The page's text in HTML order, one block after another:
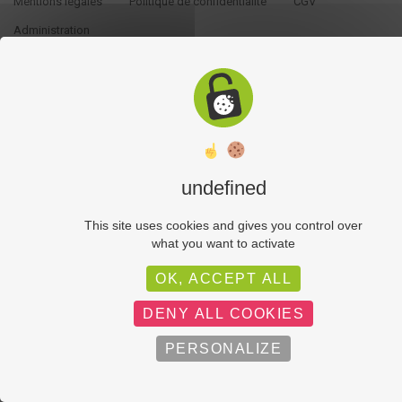
Administration
undefined
This site uses cookies and gives you control over
what you want to activate
OK, ACCEPT ALL
DENY ALL COOKIES
PERSONALIZE